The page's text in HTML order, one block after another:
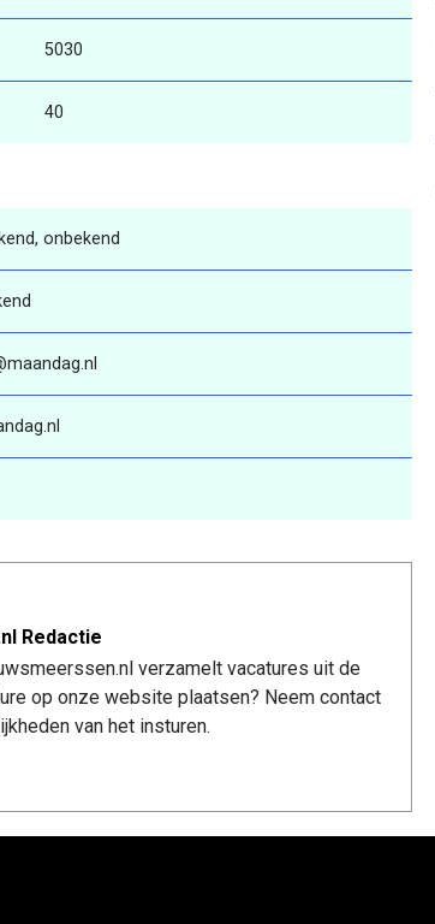
5030
40
onbekend
Redactie
verzamelt vacatures uit de
op onze website plaatsen? Neem contact
van het insturen.